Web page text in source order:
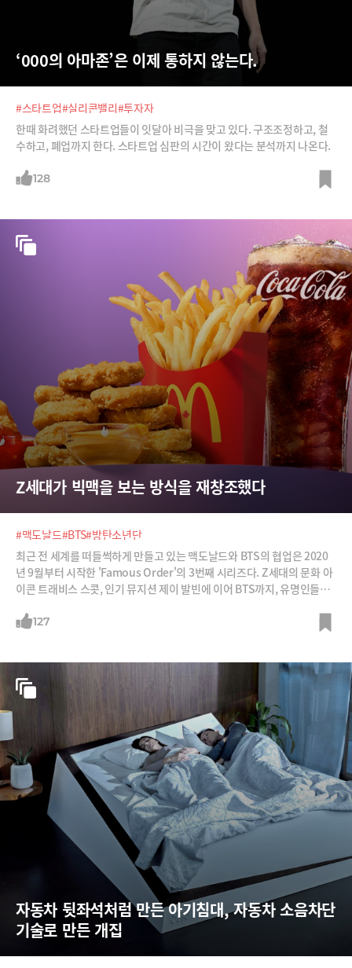
‘000의 아마존’은 이제 통하지 않는다.
#스타트업#실리콘밸리#투자자
한때 화려했던 스타트업들이 잇달아 비극을 맞고 있다. 구조조정하고, 철
수하고, 폐업까지 한다. 스타트업 심판의 시간이 왔다는 분석까지 나온다.
128
Z세대가 빅맥을 보는 방식을 재창조했다
#맥도날드#BTS#방탄소년단
최근 전 세계를 떠들썩하게 만들고 있는 맥도날드와 BTS의 협업은 2020
년 9월부터 시작한 'Famous Order'의 3번째 시리즈다. Z세대의 문화 아
이콘 트래비스 스콧, 인기 뮤지션 제이 발빈에 이어 BTS까지, 유명인들이
이 단순한 전략에 '영리한 마케팅 전략'이라는 찬사가 쏟아지는 이유를 소
127
자동차 뒷좌석처럼 만든 아기침대, 자동차 소음차단
기술로 만든 개집